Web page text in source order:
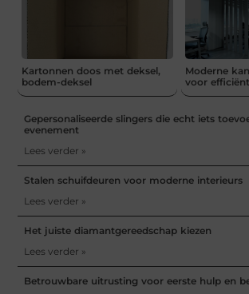
Kartonnen doos met deksel,
bodem-deksel
Moderne
voor
Gepersonaliseerde slingers die echt iets
evenement
Lees verder »
Stalen schuifdeuren voor moderne interieurs
Lees verder »
Het juiste diamantgereedschap kiezen
Lees verder »
Betrouwbare uitrusting voor eerste hulp en